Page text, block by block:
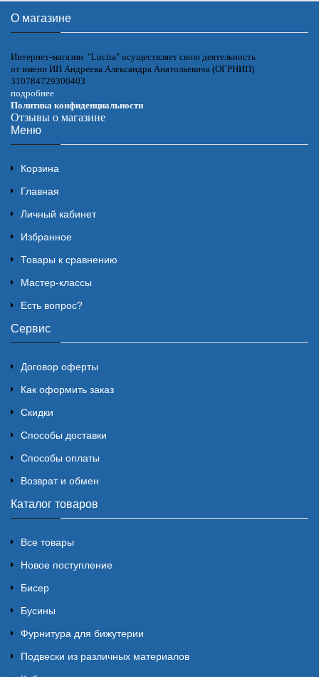
О магазине
Интернет-магазин "Lucita" осуществляет свою деятельность
от имени ИП Андреева Александра Анатольевича (ОГРНИП)
310784729300403
подробнее
Политика конфиденциальности
Отзывы о магазине
Меню
Корзина
Главная
Личный кабинет
Избранное
Товары к сравнению
Мастер-классы
Есть вопрос?
Сервис
Договор оферты
Как оформить заказ
Скидки
Способы доставки
Способы оплаты
Возврат и обмен
Каталог товаров
Все товары
Новое поступление
Бисер
Бусины
Фурнитура для бижутерии
Подвески из различных материалов